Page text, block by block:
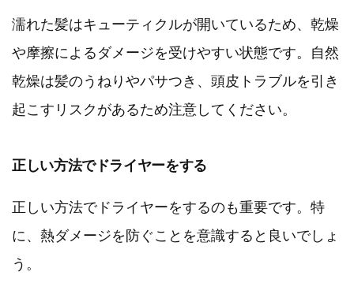
濡れた髪はキューティクルが開いているため、乾燥
や摩擦によるダメージを受けやすい状態です。自然
乾燥は髪のうねりやパサつき、頭皮トラブルを引き
起こすリスクがあるため注意してください。
正しい方法でドライヤーをする
正しい方法でドライヤーをするのも重要です。特
に、熱ダメージを防ぐことを意識すると良いでしょ
う。